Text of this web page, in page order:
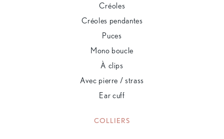
Créoles
Créoles pendantes
Puces
Mono boucle
À clips
Avec pierre / strass
Ear cuff
COLLIERS